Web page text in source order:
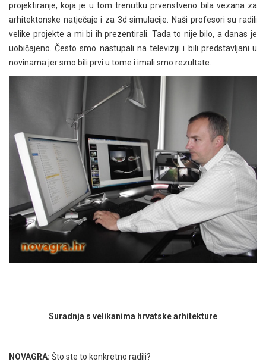
projektiranje, koja je u tom trenutku prvenstveno bila vezana za
arhitektonske natječaje i za 3d simulacije. Naši profesori su radili
velike projekte a mi bi ih prezentirali. Tada to nije bilo, a danas je
uobičajeno. Često smo nastupali na televiziji i bili predstavljani u
novinama jer smo bili prvi u tome i imali smo rezultate.
Suradnja s velikanima hrvatske arhitekture
NOVAGRA: Što ste to konkretno radili?